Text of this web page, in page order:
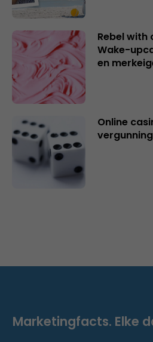
Rebel with
Wake-
en
Online
Marketingfacts. Elke